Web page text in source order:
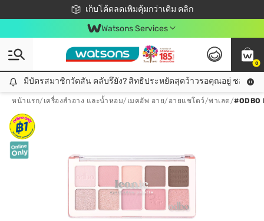
เก็บโค้ดลดเพิ่มคุ้มกว่าเดิม คลิก
ชอปออนไลน์ครั้งแรก ลดเพิ่มจุก ๆ 10%! 🎉
📦ส่งฟรี! เมื่อชอป 499฿
สมาชิกวัตสัน คลับดียังไง?
Watsons Services
0
มีบัตรสมาชิกวัตสัน คลับรึยัง? สิทธิประหยัดสุดว้าวรอคุณอยู่ ชอปคุ้มกว่าเดิม คลิก!
มีบัตรสมาชิกวัตสัน คลับรึยัง? สิทธิประหยัดสุดว้าวรอคุณอยู่ ชอปคุ้มก
หน้าแรก/ เครื่องสำอาง และน้ำหอม/ เมคอัพ อาย/ อายแชโดว์/พาเลต/#ODBO